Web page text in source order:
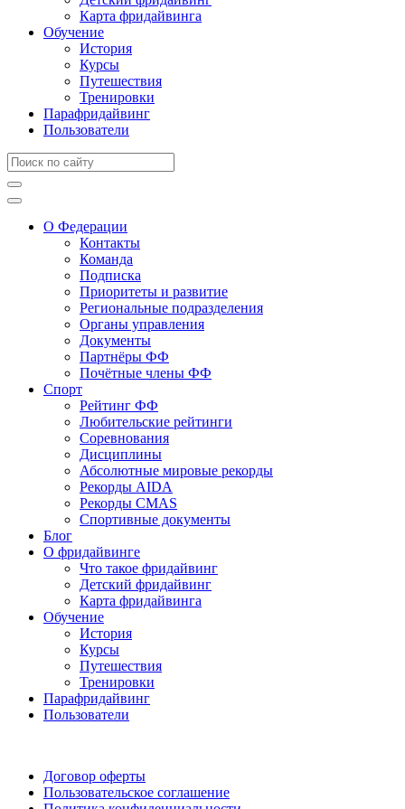
Карта фридайвинга
Обучение
История
Курсы
Путешествия
Тренировки
Парафридайвинг
Пользователи
О Федерации
Контакты
Команда
Подписка
Приоритеты и развитие
Региональные подразделения
Органы управления
Документы
Партнёры ФФ
Почётные члены ФФ
Спорт
Рейтинг ФФ
Любительские рейтинги
Соревнования
Дисциплины
Абсолютные мировые рекорды
Рекорды AIDA
Рекорды CMAS
Спортивные документы
Блог
О фридайвинге
Что такое фридайвинг
Детский фридайвинг
Карта фридайвинга
Обучение
История
Курсы
Путешествия
Тренировки
Парафридайвинг
Пользователи
Договор оферты
Пользовательское соглашение